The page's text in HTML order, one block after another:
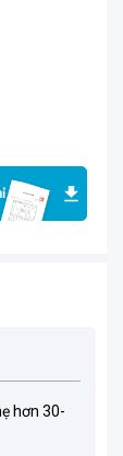
hơn 30-